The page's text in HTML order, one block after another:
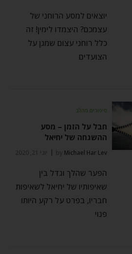
יוצאים למסע הרוחני של
עצמכם? היצמדו לימין! זה
כלל רוחני עצום שמגן על
הצועדים
סיפורים מהלב
חבל על הזמן – מסע
ההשגחה של יחיאל
by Michael Har Lev יוני 21, 2020
הפער שהלך וגדל בין
שאיפותיו של יחיאל לשאיפות
חבריו, בפרט על רקע היותו
פנוי